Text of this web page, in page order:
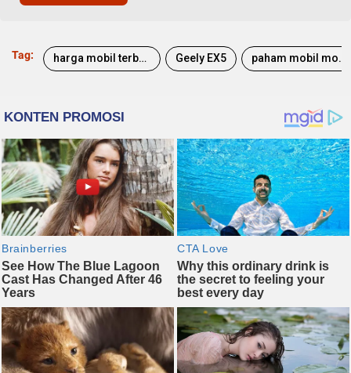
Tag: harga mobil terbaru Geely EX5 paham mobil motor